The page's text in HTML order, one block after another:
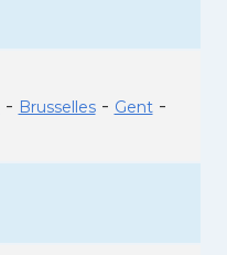
- Brusselles- Gent-